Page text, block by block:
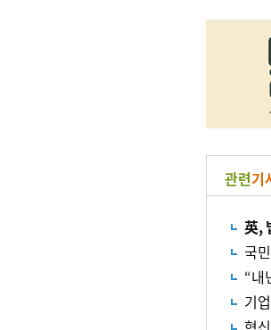
관련기
英,
국
“내
기